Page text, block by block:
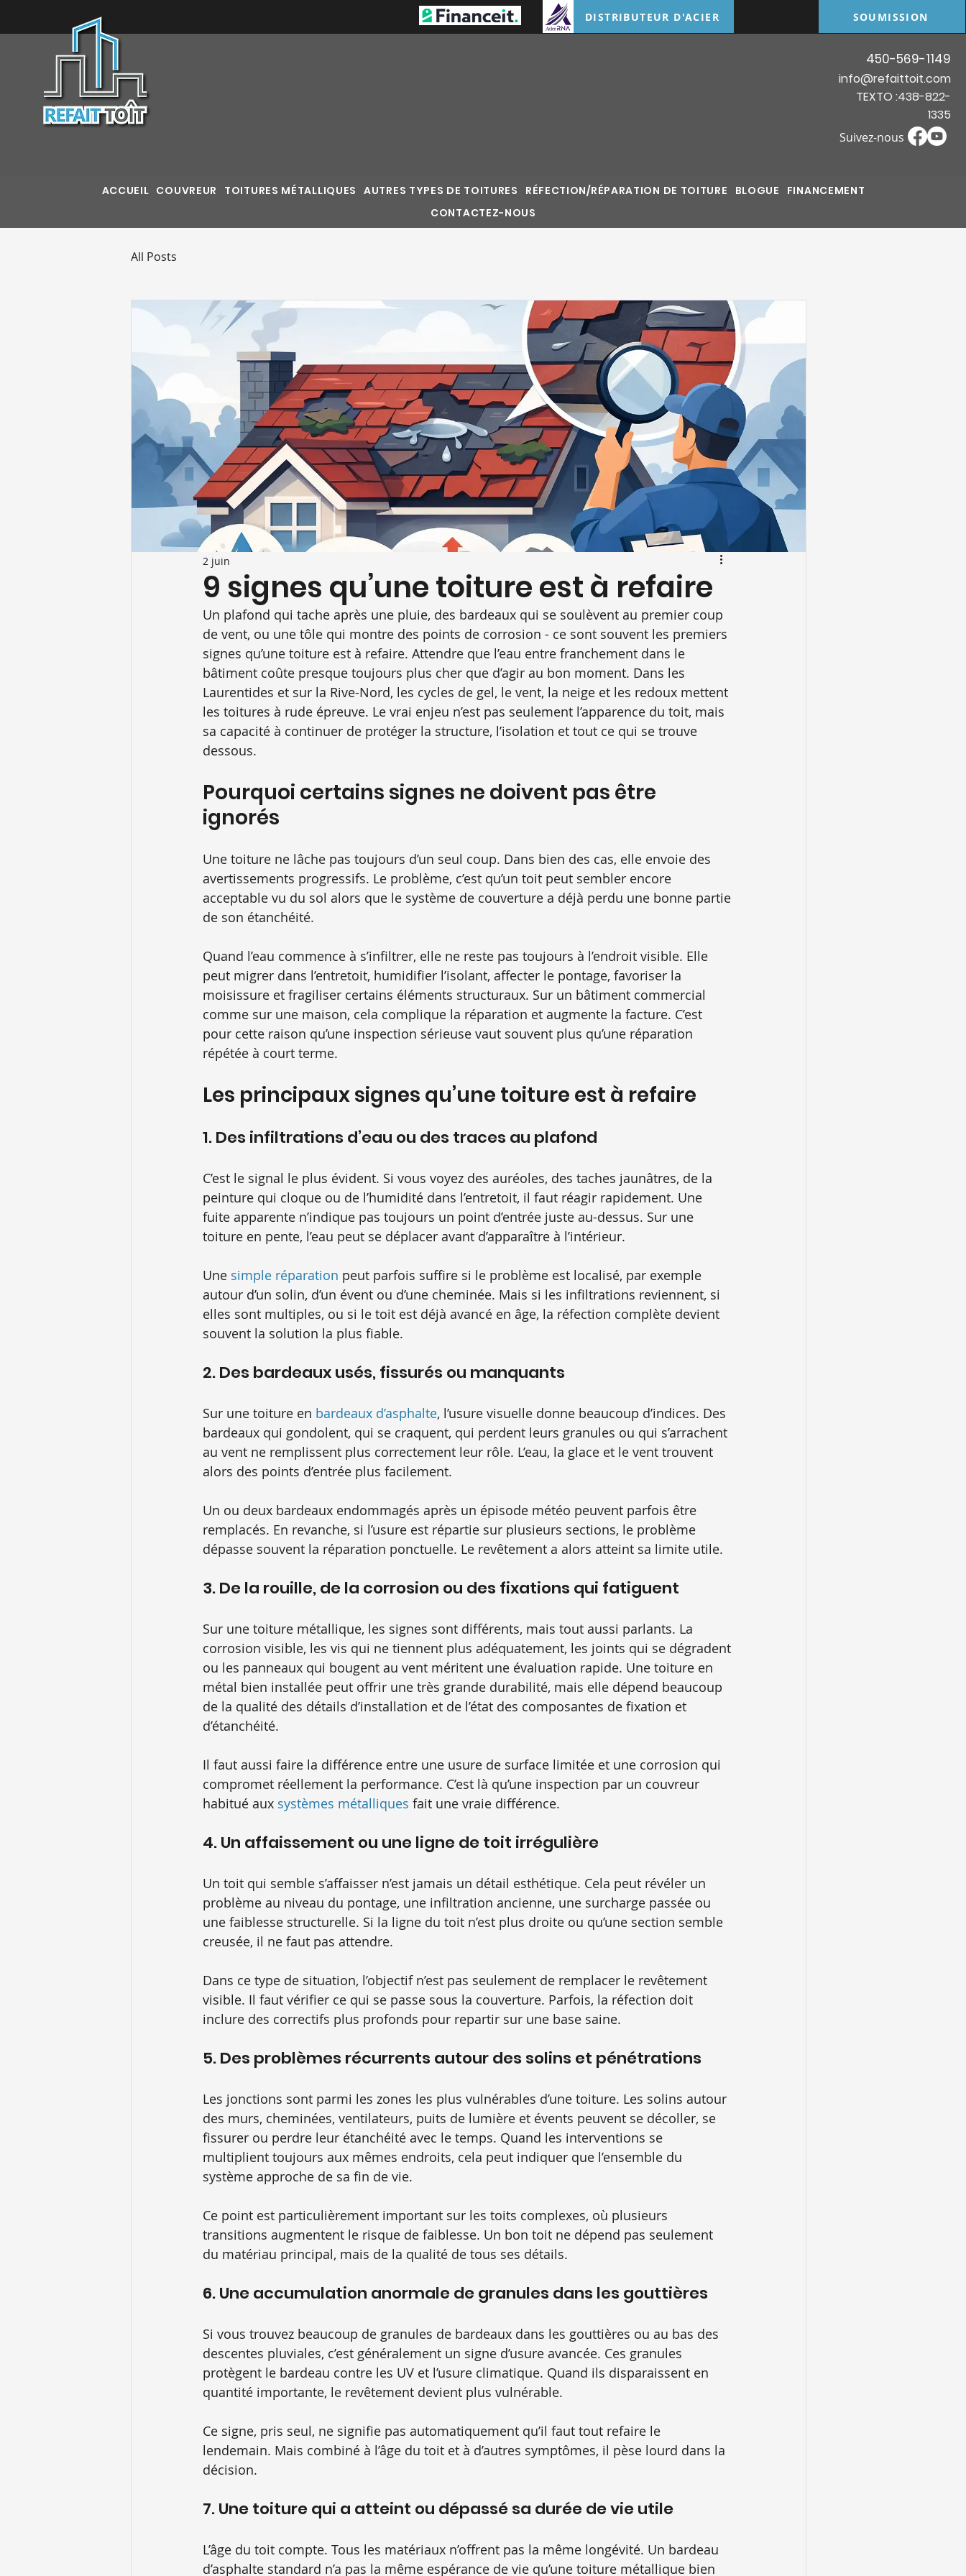
DISTRIBUTEUR D'ACIER SOUMISSION
450-569-1149
info@refaittoit.com
TEXTO :438-822-
1335
Suivez-nous
ACCUEIL COUVREUR TOITURES MÉTALLIQUES AUTRES TYPES DE TOITURES RÉFECTION/RÉPARATION DE TOITURE BLOGUE
FINANCEMENT
CONTACTEZ-NOUS
All Posts
9 signes qu’une toiture est à refaire
2 juin
Un plafond qui tache après une pluie, des bardeaux qui se soulèvent au premier coup
de vent, ou une tôle qui montre des points de corrosion - ce sont souvent les premiers
signes qu’une toiture est à refaire. Attendre que l’eau entre franchement dans le
bâtiment coûte presque toujours plus cher que d’agir au bon moment. Dans les
Laurentides et sur la Rive-Nord, les cycles de gel, le vent, la neige et les redoux mettent
les toitures à rude épreuve. Le vrai enjeu n’est pas seulement l’apparence du toit, mais
sa capacité à continuer de protéger la structure, l’isolation et tout ce qui se trouve
dessous.
Pourquoi certains signes ne doivent pas être
ignorés
Une toiture ne lâche pas toujours d’un seul coup. Dans bien des cas, elle envoie des
avertissements progressifs. Le problème, c’est qu’un toit peut sembler encore
acceptable vu du sol alors que le système de couverture a déjà perdu une bonne partie
de son étanchéité.
Quand l’eau commence à s’infiltrer, elle ne reste pas toujours à l’endroit visible. Elle
peut migrer dans l’entretoit, humidifier l’isolant, affecter le pontage, favoriser la
moisissure et fragiliser certains éléments structuraux. Sur un bâtiment commercial
comme sur une maison, cela complique la réparation et augmente la facture. C’est
pour cette raison qu’une inspection sérieuse vaut souvent plus qu’une réparation
répétée à court terme.
Les principaux signes qu’une toiture est à refaire
1. Des infiltrations d’eau ou des traces au plafond
C’est le signal le plus évident. Si vous voyez des auréoles, des taches jaunâtres, de la
peinture qui cloque ou de l’humidité dans l’entretoit, il faut réagir rapidement. Une
fuite apparente n’indique pas toujours un point d’entrée juste au-dessus. Sur une
toiture en pente, l’eau peut se déplacer avant d’apparaître à l’intérieur.
Une simple réparation peut parfois suffire si le problème est localisé, par exemple
autour d’un solin, d’un évent ou d’une cheminée. Mais si les infiltrations reviennent, si
elles sont multiples, ou si le toit est déjà avancé en âge, la réfection complète devient
souvent la solution la plus fiable.
2. Des bardeaux usés, fissurés ou manquants
Sur une toiture en bardeaux d’asphalte, l’usure visuelle donne beaucoup d’indices. Des
bardeaux qui gondolent, qui se craquent, qui perdent leurs granules ou qui s’arrachent
au vent ne remplissent plus correctement leur rôle. L’eau, la glace et le vent trouvent
alors des points d’entrée plus facilement.
Un ou deux bardeaux endommagés après un épisode météo peuvent parfois être
remplacés. En revanche, si l’usure est répartie sur plusieurs sections, le problème
dépasse souvent la réparation ponctuelle. Le revêtement a alors atteint sa limite utile.
3. De la rouille, de la corrosion ou des fixations qui fatiguent
Sur une toiture métallique, les signes sont différents, mais tout aussi parlants. La
corrosion visible, les vis qui ne tiennent plus adéquatement, les joints qui se dégradent
ou les panneaux qui bougent au vent méritent une évaluation rapide. Une toiture en
métal bien installée peut offrir une très grande durabilité, mais elle dépend beaucoup
de la qualité des détails d’installation et de l’état des composantes de fixation et
d’étanchéité.
Il faut aussi faire la différence entre une usure de surface limitée et une corrosion qui
compromet réellement la performance. C’est là qu’une inspection par un couvreur
habitué aux systèmes métalliques fait une vraie différence.
4. Un affaissement ou une ligne de toit irrégulière
Un toit qui semble s’affaisser n’est jamais un détail esthétique. Cela peut révéler un
problème au niveau du pontage, une infiltration ancienne, une surcharge passée ou
une faiblesse structurelle. Si la ligne du toit n’est plus droite ou qu’une section semble
creusée, il ne faut pas attendre.
Dans ce type de situation, l’objectif n’est pas seulement de remplacer le revêtement
visible. Il faut vérifier ce qui se passe sous la couverture. Parfois, la réfection doit
inclure des correctifs plus profonds pour repartir sur une base saine.
5. Des problèmes récurrents autour des solins et pénétrations
Les jonctions sont parmi les zones les plus vulnérables d’une toiture. Les solins autour
des murs, cheminées, ventilateurs, puits de lumière et évents peuvent se décoller, se
fissurer ou perdre leur étanchéité avec le temps. Quand les interventions se
multiplient toujours aux mêmes endroits, cela peut indiquer que l’ensemble du
système approche de sa fin de vie.
Ce point est particulièrement important sur les toits complexes, où plusieurs
transitions augmentent le risque de faiblesse. Un bon toit ne dépend pas seulement
du matériau principal, mais de la qualité de tous ses détails.
6. Une accumulation anormale de granules dans les gouttières
Si vous trouvez beaucoup de granules de bardeaux dans les gouttières ou au bas des
descentes pluviales, c’est généralement un signe d’usure avancée. Ces granules
protègent le bardeau contre les UV et l’usure climatique. Quand ils disparaissent en
quantité importante, le revêtement devient plus vulnérable.
Ce signe, pris seul, ne signifie pas automatiquement qu’il faut tout refaire le
lendemain. Mais combiné à l’âge du toit et à d’autres symptômes, il pèse lourd dans la
décision.
7. Une toiture qui a atteint ou dépassé sa durée de vie utile
L’âge du toit compte. Tous les matériaux n’offrent pas la même longévité. Un bardeau
d’asphalte standard n’a pas la même espérance de vie qu’une toiture métallique bien